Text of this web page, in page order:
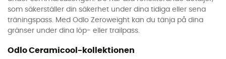
som säkerställer din säkerhet under dina tidiga eller sena
träningspass. Med Odlo Zeroweight kan du tänja på dina
gränser under dina löp- eller trailpass.
Odlo Ceramicool-kollektionen